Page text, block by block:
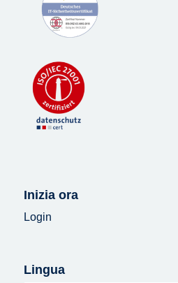
Inizia ora
Login
Lingua